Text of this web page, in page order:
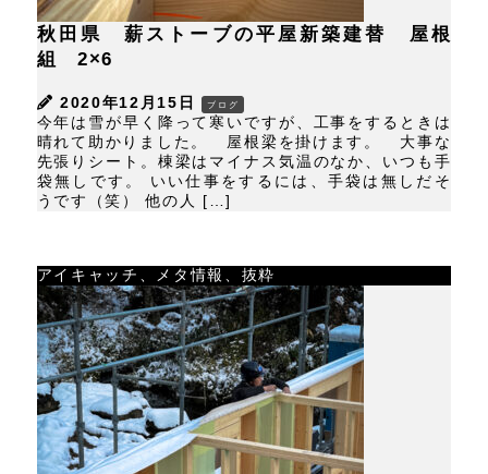
秋田県 薪ストーブの平屋新築建替 屋根
組 2×6
2020年12月15日 ブログ
今年は雪が早く降って寒いですが、工事をするときは
晴れて助かりました。 屋根梁を掛けます。 大事な
先張りシート。棟梁はマイナス気温のなか、いつも手
袋無しです。 いい仕事をするには、手袋は無しだそ
うです（笑） 他の人 […]
アイキャッチ、メタ情報、抜粋